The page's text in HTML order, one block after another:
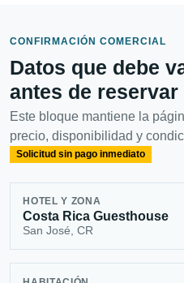
CONFIRMACIÓN COMERCIAL
Datos que debe
antes de reservar
Este bloque mantiene la
precio, disponibilidad y
Solicitud sin pago inmediato
HOTEL Y ZONA
Costa Rica Guesthouse
San José, CR